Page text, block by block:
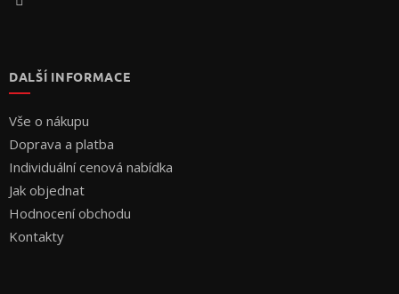
DALŠÍ INFORMACE
Vše o nákupu
Doprava a platba
Individuální cenová nabídka
Jak objednat
Hodnocení obchodu
Kontakty